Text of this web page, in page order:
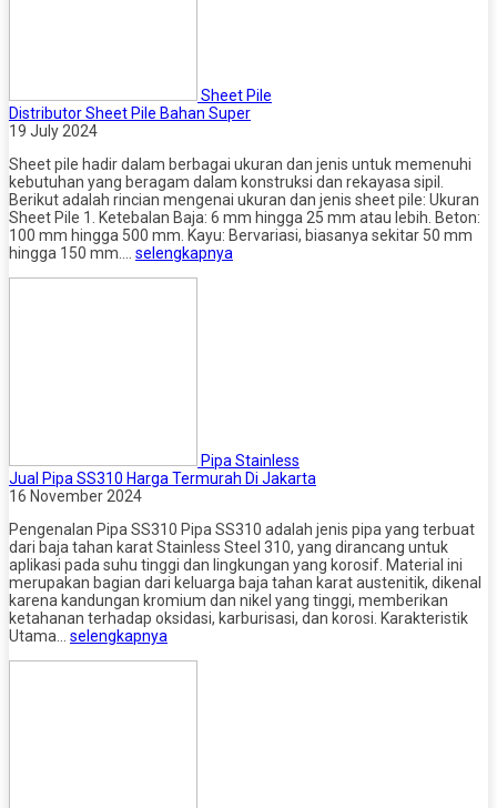
Sheet Pile
Distributor Sheet Pile Bahan Super
19 July 2024
Sheet pile hadir dalam berbagai ukuran dan jenis untuk memenuhi
kebutuhan yang beragam dalam konstruksi dan rekayasa sipil.
Berikut adalah rincian mengenai ukuran dan jenis sheet pile: Ukuran
Sheet Pile 1. Ketebalan Baja: 6 mm hingga 25 mm atau lebih. Beton:
100 mm hingga 500 mm. Kayu: Bervariasi, biasanya sekitar 50 mm
hingga 150 mm…. selengkapnya
Pipa Stainless
Jual Pipa SS310 Harga Termurah Di Jakarta
16 November 2024
Pengenalan Pipa SS310 Pipa SS310 adalah jenis pipa yang terbuat
dari baja tahan karat Stainless Steel 310, yang dirancang untuk
aplikasi pada suhu tinggi dan lingkungan yang korosif. Material ini
merupakan bagian dari keluarga baja tahan karat austenitik, dikenal
karena kandungan kromium dan nikel yang tinggi, memberikan
ketahanan terhadap oksidasi, karburisasi, dan korosi. Karakteristik
Utama… selengkapnya